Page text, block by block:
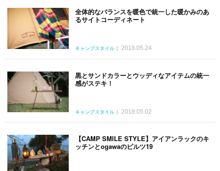
全体的なバランスを暖色で統一した暖かみのあ
るサイトコーディネート
キャンプスタイル 2018.05.24
黒とサンドカラーとウッディなアイテムの統一
感がステキ！
キャンプスタイル 2018.05.02
【CAMP SMILE STYLE】アイアンラックのキ
ッチンとogawaのピルツ19